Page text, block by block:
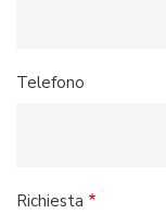
Telefono
Richiesta